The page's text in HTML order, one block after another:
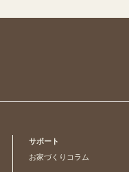
サポート
お家づくりコラム